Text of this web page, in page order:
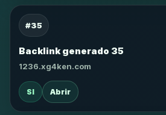
#35
Backlink generado 35
1236.xg4ken.com
SI Abrir